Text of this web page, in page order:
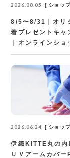
2026.08.05 ショッ
8/5〜8/31｜オリ
着プレゼントキャ
｜オンラインショ
2026.06.24 ショッ
伊織KITTE丸の
ＵＶアームカバー